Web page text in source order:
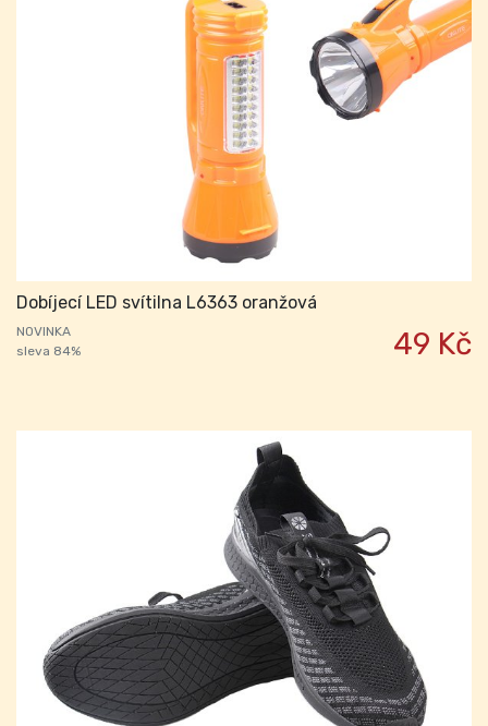
Dobíjecí LED svítilna L6363 oranžová
NOVINKA
sleva 84%
49 Kč